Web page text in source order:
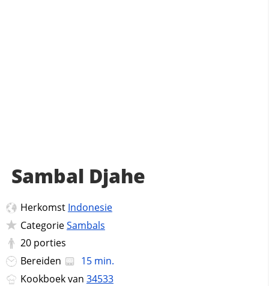
Sambal Djahe
Herkomst Indonesie
CategorieSambals
20 porties
Bereiden
15 min.
Kookboek van 34533